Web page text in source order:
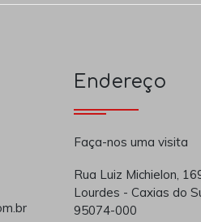
Endereço
Faça-nos uma visita
Rua Luiz Michielon,
Lourdes - Caxias do
95074-000